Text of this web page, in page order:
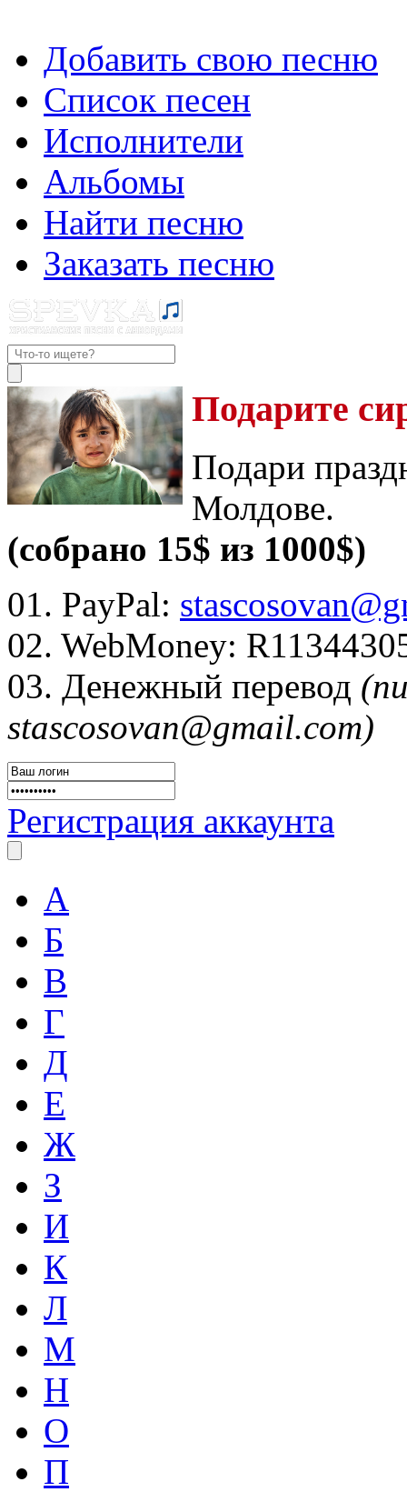
Добавить свою песню
Список песен
Исполнители
Альбомы
Найти песню
Заказать песню
Подарите
Подари
Молдове.
(собрано 15$ из 1000$)
01. PayPal:
02. WebMoney:
03. Денежный перевод
stascosovan@gmail.com)
Регистрация аккаунта
А
Б
В
Г
Д
Е
Ж
З
И
К
Л
М
Н
О
П